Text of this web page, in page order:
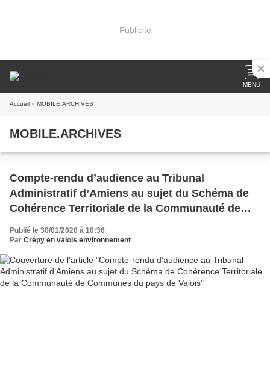
Publicité
MENU
Accueil » MOBILE.ARCHIVES
MOBILE.ARCHIVES
Compte-rendu d’audience au Tribunal
Administratif d’Amiens au sujet du Schéma de
Cohérence Territoriale de la Communauté de
Communes du pays de Valois
Publié le 30/01/2020 à 10:36
Par Crépy en valois environnement